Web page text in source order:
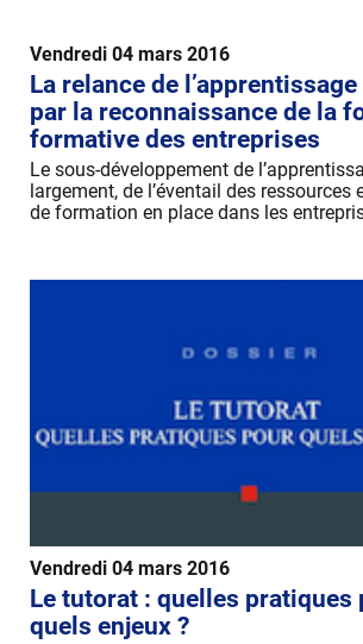
Vendredi 04 mars 2016
La relance de
par la reconnaissance de la
formative des entreprises
Le sous-développement de
largement, de l’éventail des ressources
de formation en place dans les
Vendredi 04 mars 2016
Le tutorat : quelles pratiques
quels enjeux ?